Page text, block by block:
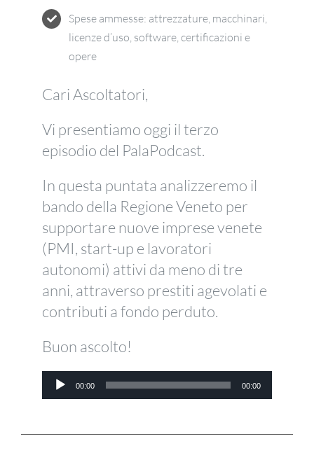
Spese ammesse: attrezzature, macchinari,
licenze d’uso, software, certificazioni e
opere
Cari Ascoltatori,
Vi presentiamo oggi il terzo
episodio del PalaPodcast.
In questa puntata analizzeremo il
bando della Regione Veneto per
supportare nuove imprese venete
(PMI, start-up e lavoratori
autonomi) attivi da meno di tre
anni, attraverso prestiti agevolati e
contributi a fondo perduto.
Buon ascolto!
Audio
Player
00:00 00:00
Caldo –
PalaPodcast
ep.12 –
sessuali e